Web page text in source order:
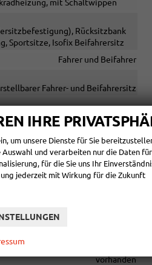
mit Schaltwippen
Rücksitzbank
Sportsitze, Isofix Beifahrersitz
Fahrer und Beifahrer
Fahrer- und Beifahrersitz
Schnittstelle MP3, Schnittstelle
Android Auto, Apple
Touchscreen
Freisprecheinrichtung, Bluetooth
vorhanden
IHRE
um unsere Dienste für Sie
und verarbeiten nur die Daten für
für die Sie uns Ihr
jederzeit mit Wirkung für die Zukunft